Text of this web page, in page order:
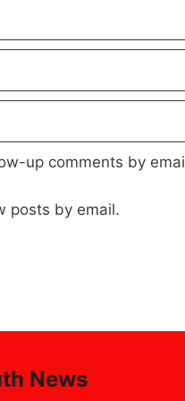
up comments by
posts by email.
News